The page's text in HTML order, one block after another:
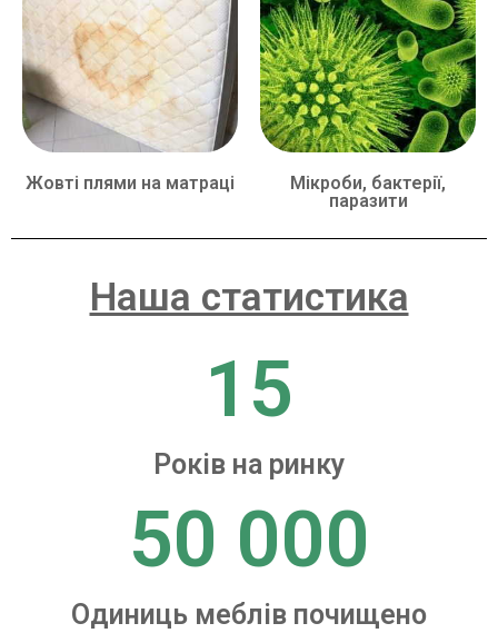
Жовті плями на матраці
Мікроби, бактерії,
паразити
Наша статистика
15
Років на ринку
50 000
Одиниць меблів почищено